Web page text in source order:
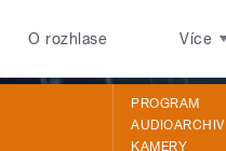
O rozhlase Více
PROGRAM
AUDIOARCHIV
KAMERY